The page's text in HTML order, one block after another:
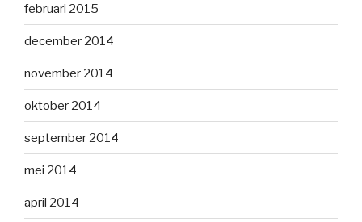
februari 2015
december 2014
november 2014
oktober 2014
september 2014
mei 2014
april 2014